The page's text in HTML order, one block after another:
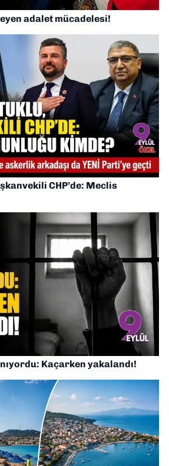
adalet mücadelesi!
CHP’de: Meclis
Kaçarken yakalandı!